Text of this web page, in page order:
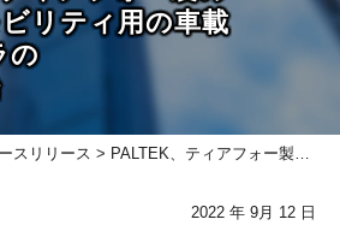
スリリース > PALTEK、ティアフォー製の 自動運転モビリティ用の車載HDRカメラの販売を開始
リティ用の車載
の
2022 年 9⽉ 12 ⽇